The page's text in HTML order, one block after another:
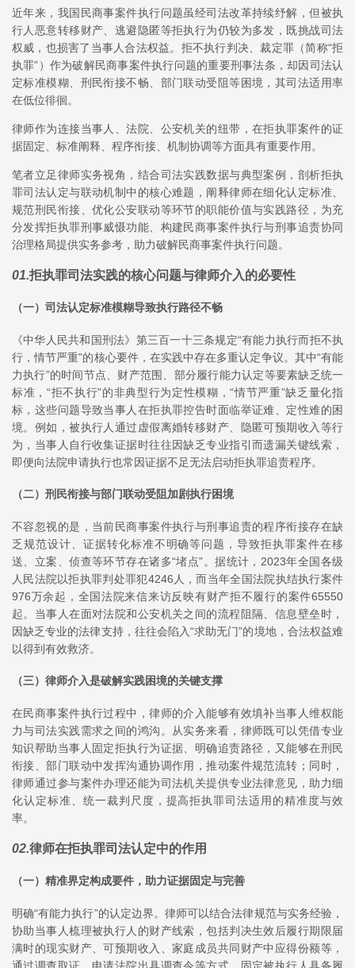
近年来，我国民商事案件执行问题虽经司法改革持续纾解，但被执
行人恶意转移财产、逃避隐匿等拒执行为仍较为多发，既挑战司法
权威，也损害了当事人合法权益。拒不执行判决、裁定罪（简称“拒
执罪”）作为破解民商事案件执行问题的重要刑事法条，却因司法认
定标准模糊、刑民衔接不畅、部门联动受阻等困境，其司法适用率
在低位徘徊。
律师作为连接当事人、法院、公安机关的纽带，在拒执罪案件的证
据固定、标准阐释、程序衔接、机制协调等方面具有重要作用。
笔者立足律师实务视角，结合司法实践数据与典型案例，剖析拒执
罪司法认定与联动机制中的核心难题，阐释律师在细化认定标准、
规范刑民衔接、优化公安联动等环节的职能价值与实践路径，为充
分发挥拒执罪刑事威慑功能、构建民商事案件执行与刑事追责协同
治理格局提供实务参考，助力破解民商事案件执行问题。
01.拒执罪司法实践的核心问题与律师介入的必要性
（一）司法认定标准模糊导致执行路径不畅
《中华人民共和国刑法》第三百一十三条规定“有能力执行而拒不执
行，情节严重”的核心要件，在实践中存在多重认定争议。其中“有能
力执行”的时间节点、财产范围、部分履行能力认定等要素缺乏统一
标准，“拒不执行”的非典型行为定性模糊，“情节严重”缺乏量化指
标，这些问题导致当事人在拒执罪控告时面临举证难、定性难的困
境。例如，被执行人通过虚假离婚转移财产、隐匿可预期收入等行
为，当事人自行收集证据时往往因缺乏专业指引而遗漏关键线索，
即便向法院申请执行也常因证据不足无法启动拒执罪追责程序。
（二）刑民衔接与部门联动受阻加剧执行困境
不容忽视的是，当前民商事案件执行与刑事追责的程序衔接存在缺
乏规范设计、证据转化标准不明确等问题，导致拒执罪案件在移
送、立案、侦查等环节存在诸多“堵点”。据统计，2023年全国各级
人民法院以拒执罪判处罪犯4246人，而当年全国法院执结执行案件
976万余起，全国法院来信来访反映有财产拒不履行的案件65550
起。当事人在面对法院和公安机关之间的流程阻隔、信息壁垒时，
因缺乏专业的法律支持，往往会陷入“求助无门”的境地，合法权益难
以得到有效救济。
（三）律师介入是破解实践困境的关键支撑
在民商事案件执行过程中，律师的介入能够有效填补当事人维权能
力与司法实践需求之间的鸿沟。从实务来看，律师既可以凭借专业
知识帮助当事人固定拒执行为证据、明确追责路径，又能够在刑民
衔接、部门联动中发挥沟通协调作用，推动案件规范流转；同时，
律师通过参与案件办理还能为司法机关提供专业法律意见，助力细
化认定标准、统一裁判尺度，提高拒执罪司法适用的精准度与效
率。
02.律师在拒执罪司法认定中的作用
（一）精准界定构成要件，助力证据固定与完善
明确“有能力执行”的认定边界。律师可以结合法律规范与实务经验，
协助当事人梳理被执行人的财产线索，包括判决生效后履行期限届
满时的现实财产、可预期收入、家庭成员共同财产中应得份额等，
通过调查取证、申请法院出具调查令等方式，固定被执行人具备履